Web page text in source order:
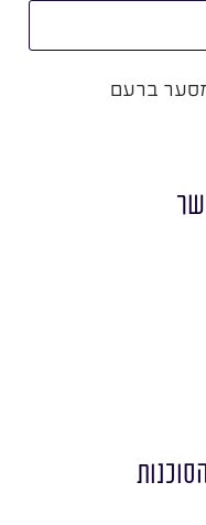
ברעם